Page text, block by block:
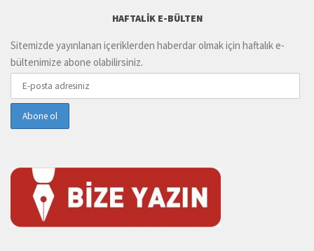
HAFTALIK E-BÜLTEN
Sitemizde yayınlanan içeriklerden haberdar olmak için haftalık e-
bültenimize abone olabilirsiniz.